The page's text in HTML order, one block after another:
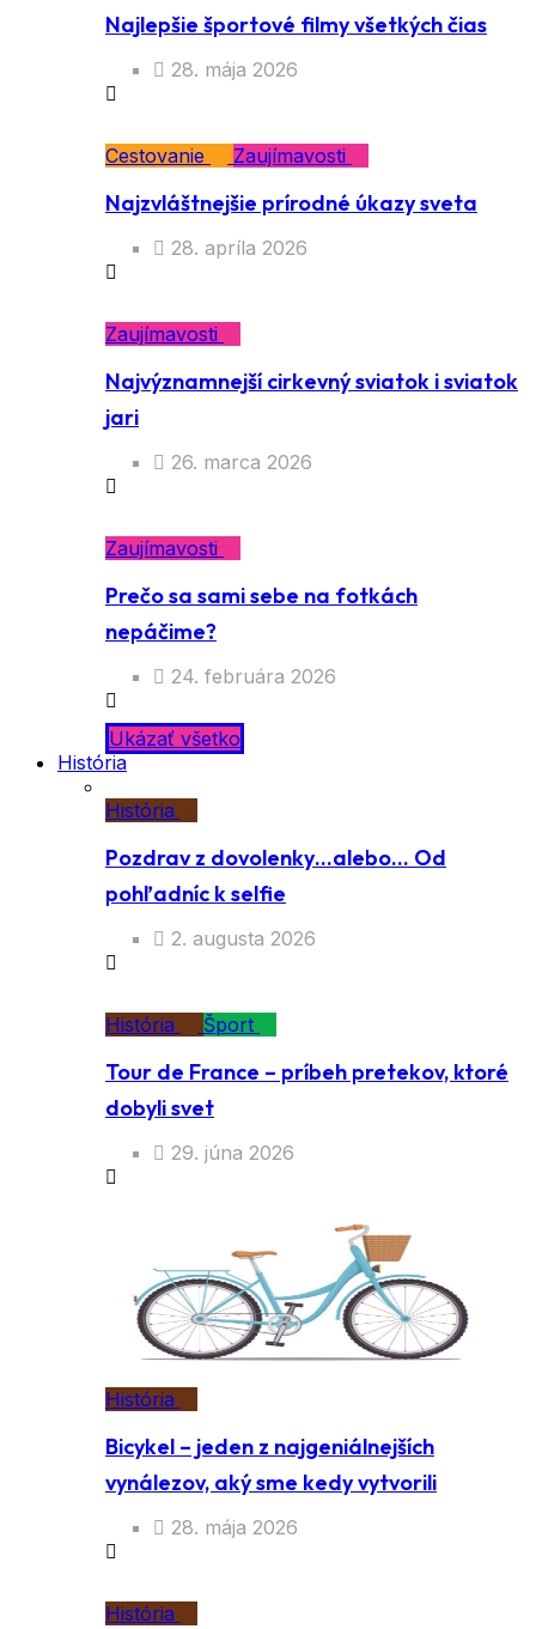
Najlepšie športové filmy všetkých čias
28. mája 2026
Cestovanie Zaujímavosti
Najzvláštnejšie prírodné úkazy sveta
28. apríla 2026
Zaujímavosti
Najvýznamnejší cirkevný sviatok i sviatok
jari
26. marca 2026
Zaujímavosti
Prečo sa sami sebe na fotkách
nepáčime?
24. februára 2026
Ukázať všetko
História
História
Pozdrav z dovolenky…alebo… Od
pohľadníc k selfie
2. augusta 2026
História Šport
Tour de France – príbeh pretekov, ktoré
dobyli svet
29. júna 2026
História
Bicykel – jeden z najgeniálnejších
vynálezov, aký sme kedy vytvorili
28. mája 2026
História